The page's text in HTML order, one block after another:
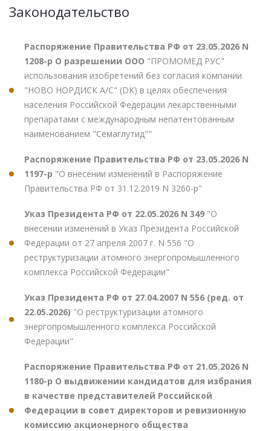
Законодательство
Распоряжение Правительства РФ от 23.05.2026 N
1208-р О разрешении ООО "ПРОМОМЕД РУС"
использования изобретений без согласия компании
"НОВО НОРДИСК А/С" (DK) в целях обеспечения
населения Российской Федерации лекарственными
препаратами с международным непатентованным
наименованием "Семаглутид""
Распоряжение Правительства РФ от 23.05.2026 N
1197-р "О внесении изменений в Распоряжение
Правительства РФ от 31.12.2019 N 3260-р"
Указ Президента РФ от 22.05.2026 N 349 "О
внесении изменений в Указ Президента Российской
Федерации от 27 апреля 2007 г. N 556 "О
реструктуризации атомного энергопромышленного
комплекса Российской Федерации"
Указ Президента РФ от 27.04.2007 N 556 (ред. от
22.05.2026) "О реструктуризации атомного
энергопромышленного комплекса Российской
Федерации"
Распоряжение Правительства РФ от 21.05.2026 N
1180-р О выдвижении кандидатов для избрания
в качестве представителей Российской
Федерации в совет директоров и ревизионную
комиссию акционерного общества